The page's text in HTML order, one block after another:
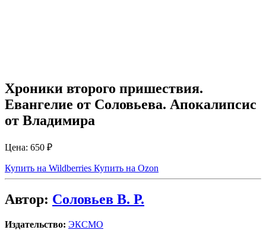
Хроники второго пришествия.
Евангелие от Соловьева. Апокалипсис
от Владимира
Цена: 650 ₽
Купить на Wildberries Купить на Ozon
Автор: Соловьев В. Р.
Издательство: ЭКСМО